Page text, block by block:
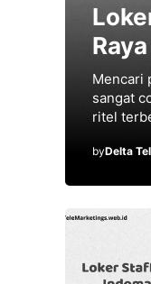
Mencari
sangat
ritel
byDelta